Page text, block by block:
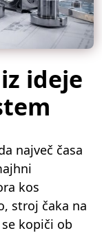
ideje
največ časa
kos
stroj čaka na
kopiči ob